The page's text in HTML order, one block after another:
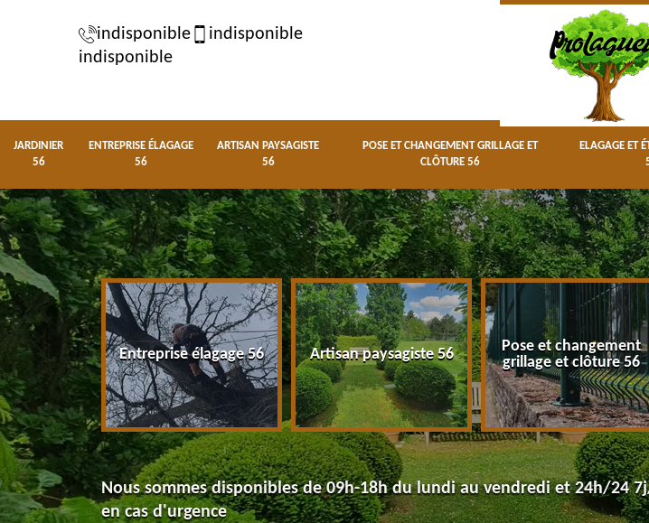
indisponible
indisponible
indisponible
JARDINIER
56
ENTREPRISE ÉLAGAGE
56
ARTISAN PAYSAGISTE
56
POSE ET CHANGEMENT GRILLAGE ET
CLÔTURE 56
ELAGAGE ET
56 Entreprise élagage 56 Artisan paysagiste 56
Pose et changement
grillage et clôture 56
Nous sommes disponibles de 09h-18h du lundi au vendredi et 24h/24
en cas d'urgence